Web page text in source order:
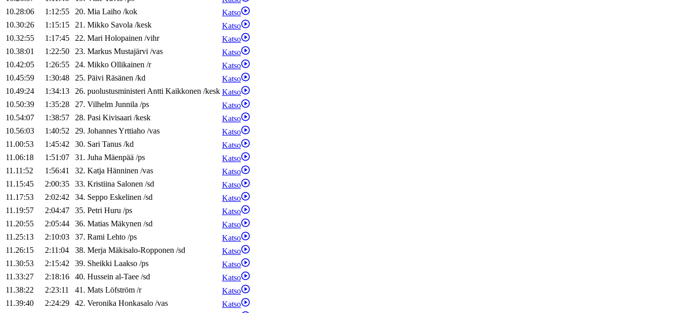
10.28:06
1:12:55 20. Mia Laiho /kok
Katso
10.30:26
1:15:15 21. Mikko Savola /kesk
Katso
10.32:55
1:17:45 22. Mari Holopainen /vihr
Katso
10.38:01
1:22:50 23. Markus Mustajärvi /vas
Katso
10.42:05
1:26:55 24. Mikko Ollikainen /r
Katso
10.45:59
1:30:48 25. Päivi Räsänen /kd
Katso
10.49:24
1:34:13 26. puolustusministeriAntti Kaikkonen /kesk Katso
10.50:39
1:35:28 27. Vilhelm Junnila /ps
Katso
10.54:07
1:38:57 28. Pasi Kivisaari /kesk
Katso
10.56:03
1:40:52 29. JohannesYrttiaho /vas
Katso
11.00:53
1:45:42 30. Sari Tanus /kd
Katso
11.06:18
1:51:07 31. Juha Mäenpää /ps
Katso
11.11:52
1:56:41 32. Katja Hänninen /vas
Katso
11.15:45
2:00:35 33. Kristiina Salonen /sd
Katso
11.17:53
2:02:42 34. Seppo Eskelinen /sd
Katso
11.19:57
2:04:47 35. Petri Huru /ps
Katso
11.20:55
2:05:44 36. Matias Mäkynen /sd
Katso
11.25:13
2:10:03 37. Rami Lehto /ps
Katso
11.26:15
2:11:04 38. Merja Mäkisalo-Ropponen /sd
Katso
11.30:53
2:15:42 39. Sheikki Laakso /ps
Katso
11.33:27
2:18:16 40. Hussein al-Taee /sd
Katso
11.38:22
2:23:11 41. Mats Löfström /r
Katso
11.39:40
2:24:29 42. Veronika Honkasalo /vas
Katso